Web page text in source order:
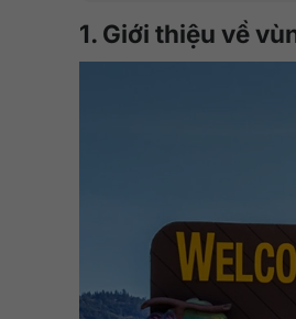
1. Giới thiệu về